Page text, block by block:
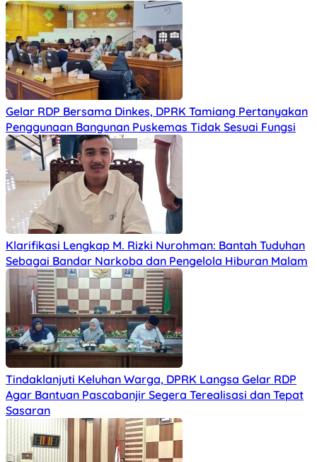
Gelar RDP Bersama Dinkes, DPRK Tamiang Pertanyakan
Penggunaan Bangunan Puskemas Tidak Sesuai Fungsi
Klarifikasi Lengkap M. Rizki Nurohman: Bantah Tuduhan
Sebagai Bandar Narkoba dan Pengelola Hiburan Malam
Tindaklanjuti Keluhan Warga, DPRK Langsa Gelar RDP
Agar Bantuan Pascabanjir Segera Terealisasi dan Tepat
Sasaran